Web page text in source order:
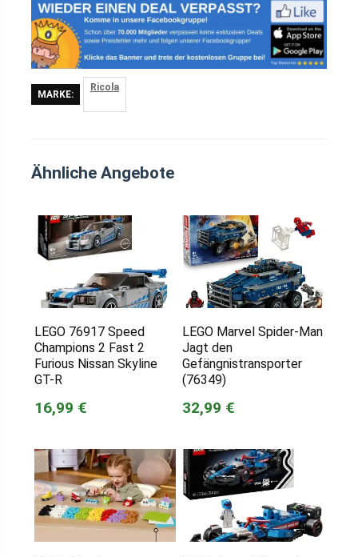
MARKE:
Ricola
Ähnliche Angebote
LEGO 76917 Speed
Champions 2 Fast 2
Furious Nissan Skyline
GT-R
16,99 €
LEGO Marvel Spider-Man
Jagt den
Gefängnistransporter
(76349)
32,99 €